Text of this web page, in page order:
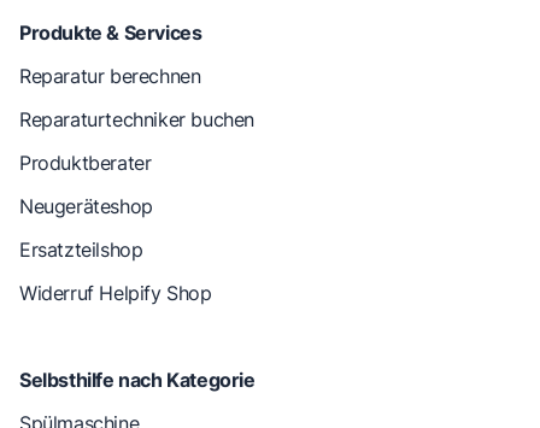
Produkte & Services
Reparatur berechnen
Reparaturtechniker buchen
Produktberater
Neugeräteshop
Ersatzteilshop
Widerruf Helpify Shop
Selbsthilfe nach Kategorie
Spülmaschine